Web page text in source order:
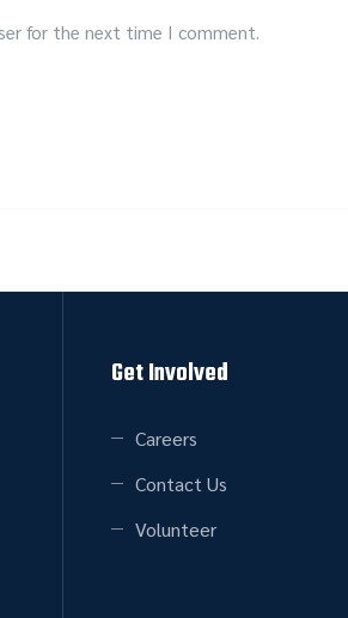
for the next time I comment.
Get Involved
Careers
Contact Us
Volunteer